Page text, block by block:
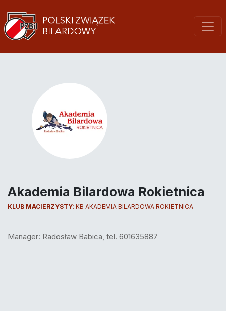
Akademia Bilardowa Rokietnica
KLUB MACIERZYSTY: KB AKADEMIA BILARDOWA ROKIETNICA
Manager: Radosław Babica, tel. 601635887